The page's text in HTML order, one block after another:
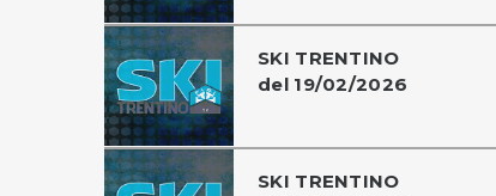
SKI TRENTINO
del 19/02/2026
SKI TRENTINO